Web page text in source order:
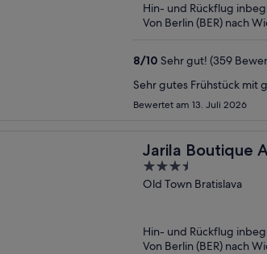
Hin- und Rückflug
Von Berlin (BER) nach
8/10 Sehr gut! (359
Sehr gutes Frühstück mit
Bewertet am 13. Juli 2026
Jarila Boutique
3.5
out
Old Town Bratislava
Hin- und Rückflug
Von Berlin (BER) nach